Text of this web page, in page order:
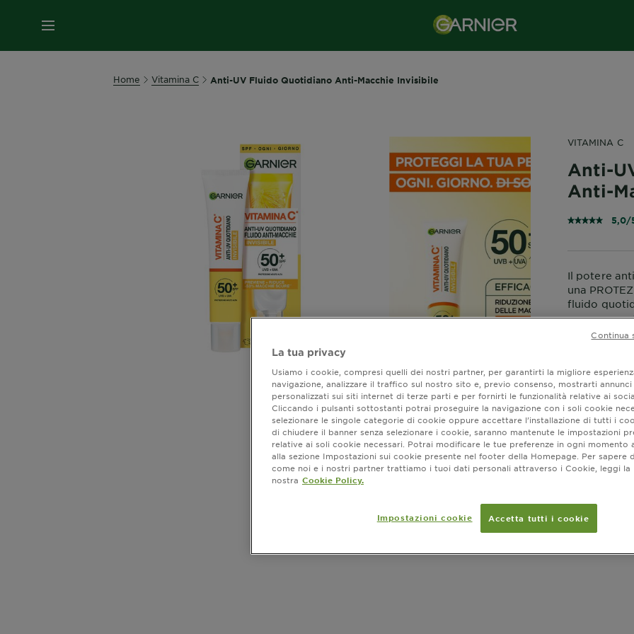
MENU
Home Vitamina C Anti-UV Fluido Quotidiano Anti-Macchie Invisibile
SLIDE 1SLIDE 2
SLIDE 3SLIDE 4
SLIDE 5
VITAMINA C
Anti-
Anti-
5,0/
Il potere
una
fluido
per
arricchito
della pelle**:
+40%
*Derivato
donne, 12
Caso
MOSTRA DI
Dove
La tua privacy
Usiamo i cookie, compresi quelli dei nostri partner, per garantirti la migliore
navigazione, analizzare il traffico sul nostro sito e, previo consenso, mostrarti annunci
personalizzati sui siti internet di terze parti e per fornirti le funzionalità relative ai
Cliccando i pulsanti sottostanti potrai proseguire la navigazione con i soli cookie
selezionare le singole categorie di cookie oppure accettare l’installazione di tutti i
di chiudere il banner senza selezionare i cookie, saranno mantenute le impostazioni
relative ai soli cookie necessari. Potrai modificare le tue preferenze in ogni momento
alla sezione Impostazioni sui cookie presente nel footer della Homepage. Per sapere
come noi e i nostri partner trattiamo i tuoi dati personali attraverso i Cookie, leggi la
nostra Cookie Policy.
Impostazioni cookie Accetta tutti i cookie
Continua